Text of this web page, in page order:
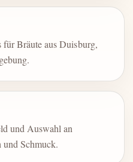
Bräute aus Duisburg,
und Auswahl an
Schmuck.